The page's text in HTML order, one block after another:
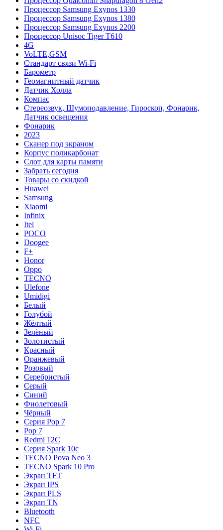
Процессор Samsung Exynos 1330
Процессор Samsung Exynos 1380
Процессор Samsung Exynos 2200
Процессор Unisoc Tiger T610
4G
VoLTE,GSM
Cтандарт связи Wi-Fi
Барометр
Геомагнитный датчик
Датчик Холла
Компас
Стереозвук, Шумоподавление, Гироскоп, Фонарик,
Датчик освещения
Фонарик
2023
Сканер под экраном
Корпус поликарбонат
Слот для карты памяти
Забрать сегодня
Товары со скидкой
Huawei
Samsung
Xiaomi
Infinix
Itel
POCO
Doogee
F+
Honor
Oppo
TECNO
Ulefone
Umidigi
Белый
Голубой
Жёлтый
Зелёный
Золотистый
Красный
Оранжевый
Розовый
Серебристый
Серый
Синий
Фиолетовый
Чёрный
Серия Pop 7
Pop 7
Redmi 12C
Серия Spark 10c
TECNO Pova Neo 3
TECNO Spark 10 Pro
Экран TFT
Экран IPS
Экран PLS
Экран TN
Bluetooth
NFC